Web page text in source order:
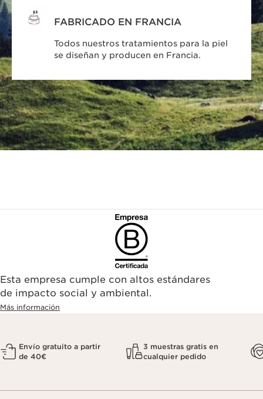
FABRICADO EN FRANCIA
Todos nuestros tratamientos para la piel
se diseñan y producen en Francia.
Esta empresa cumple con altos estándares
de impacto social y ambiental.
Más información
Envío gratuito a partir
de 40€
3 muestras gratis en
cualquier pedido